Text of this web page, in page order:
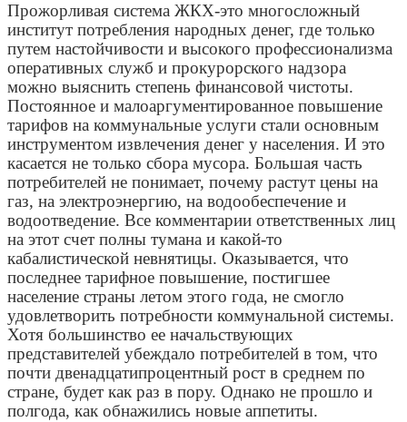
Прожорливая система ЖКХ-это многосложный
институт потребления народных денег, где только
путем настойчивости и высокого профессионализма
оперативных служб и прокурорского надзора
можно выяснить степень финансовой чистоты.
Постоянное и малоаргументированное повышение
тарифов на коммунальные услуги стали основным
инструментом извлечения денег у населения. И это
касается не только сбора мусора. Большая часть
потребителей не понимает, почему растут цены на
газ, на электроэнергию, на водообеспечение и
водоотведение. Все комментарии ответственных лиц
на этот счет полны тумана и какой-то
кабалистической невнятицы. Оказывается, что
последнее тарифное повышение, постигшее
население страны летом этого года, не смогло
удовлетворить потребности коммунальной системы.
Хотя большинство ее начальствующих
представителей убеждало потребителей в том, что
почти двенадцатипроцентный рост в среднем по
стране, будет как раз в пору. Однако не прошло и
полгода, как обнажились новые аппетиты.